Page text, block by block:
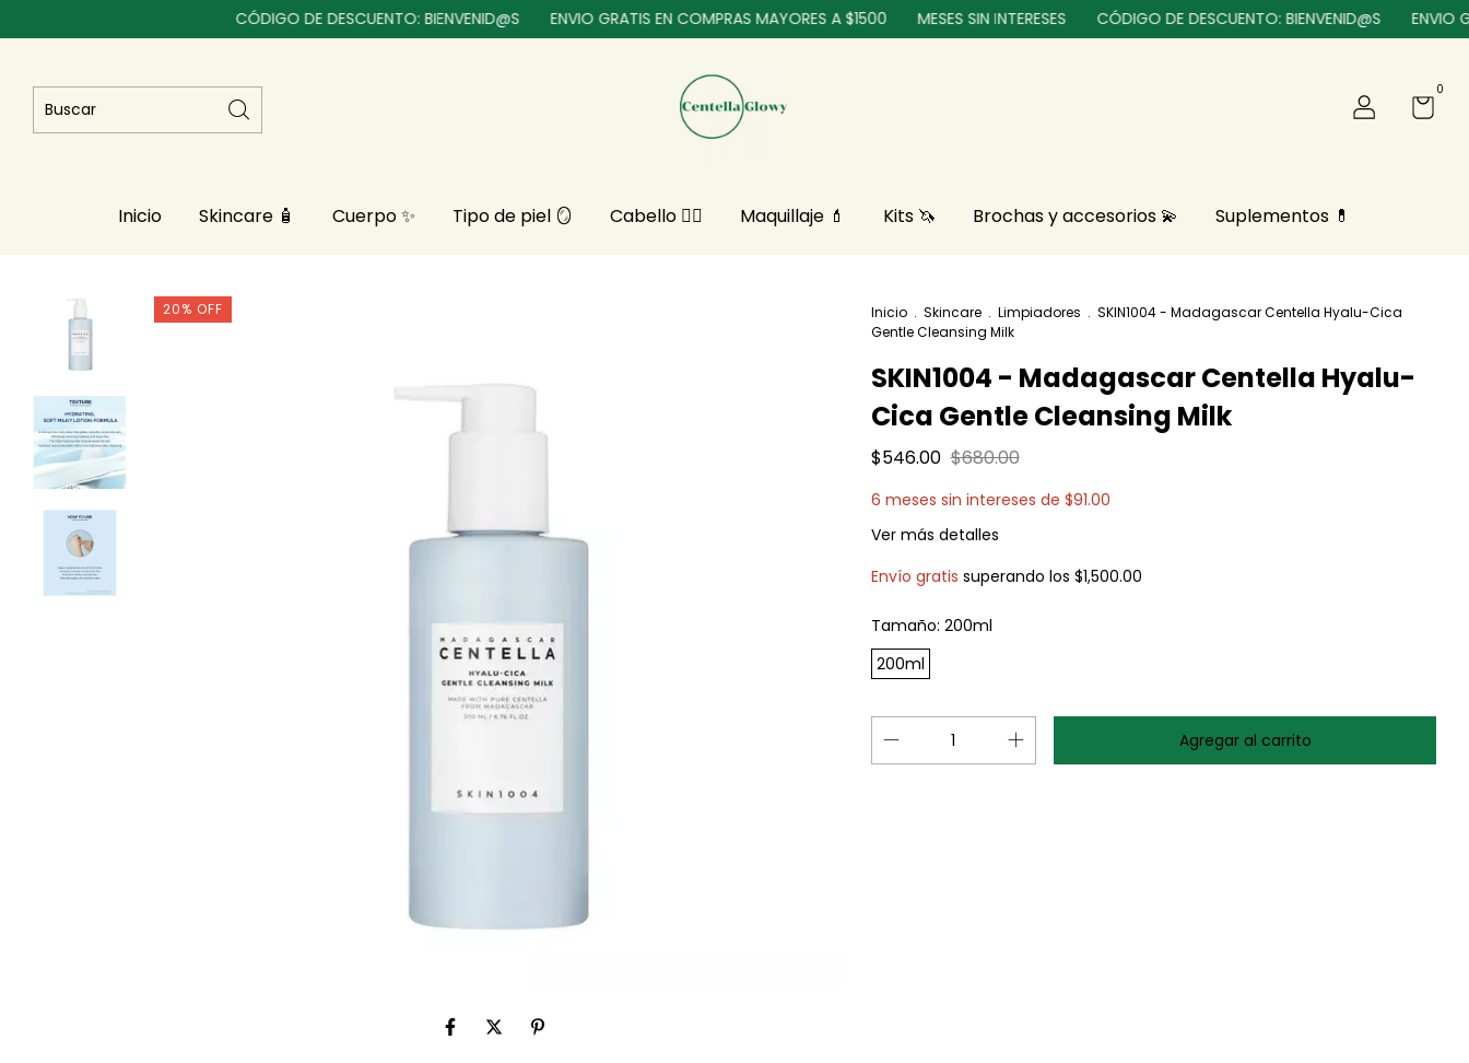
CÓDIGO DE DESCUENTO: BIENVENID@S ENVIO GRATIS EN COMPRAS MAYORES A $1500 MESES SIN INTERESES CÓDIGO DE DESCUENTO: BIENVENID@S ENVIO GRATIS
0
Inicio Skincare 🧴 Cuerpo ✨ Tipo de piel 🪞 Cabello 💇‍♀️ Maquillaje ​💄 Kits 🦄 Brochas y accesorios 💫 Suplementos 💊
20% OFF Inicio . Skincare . Limpiadores . SKIN1004 - Madagascar Centella Hyalu-Cica
Gentle Cleansing Milk
SKIN1004 - Madagascar Centella Hyalu-
Cica Gentle Cleansing Milk
$546.00 $680.00
6 meses sin intereses de $91.00
Ver más detalles
Envío gratis superando los $1,500.00
Tamaño: 200ml
200ml